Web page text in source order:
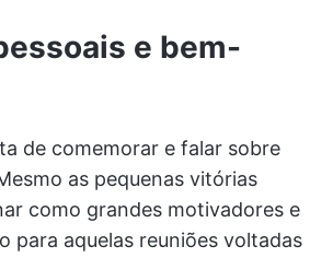
e bem-
de comemorar e falar sobre
as pequenas vitórias
como grandes motivadores e
para aquelas reuniões voltadas